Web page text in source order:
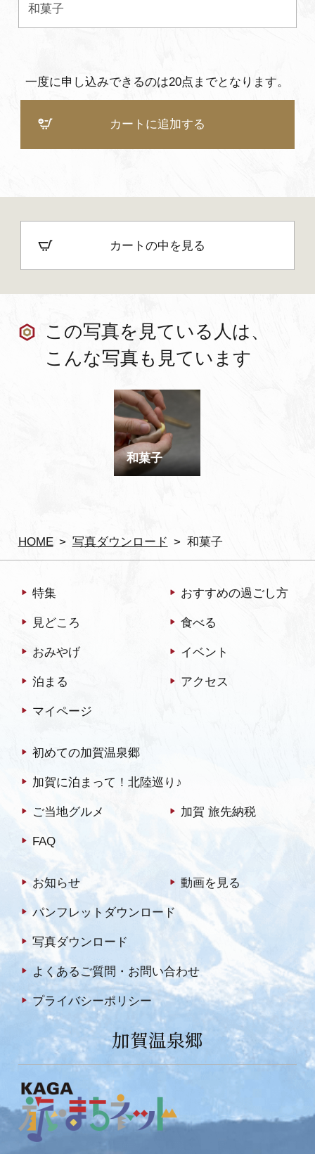
HOME 写真ダウンロード 和菓子
和菓子
一度に申し込みできるのは20点までとなります。
カートに追加する
カートの中を見る
この写真を見ている人は、
こんな写真も見ています
和菓子
特集 おすすめの過ごし方
見どころ 食べる
おみやげ イベント
泊まる アクセス
マイページ
初めての加賀温泉郷
加賀に泊まって！北陸巡り♪
ご当地グルメ 加賀 旅先納税
FAQ
お知らせ 動画を見る
パンフレットダウンロード
写真ダウンロード
よくあるご質問・お問い合わせ
プライバシーポリシー
加賀温泉郷